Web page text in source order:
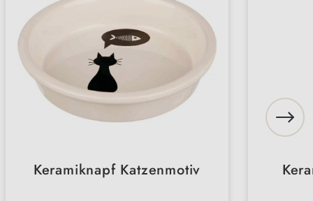
Keramiknapf Katzenmotiv